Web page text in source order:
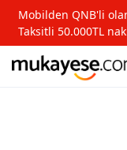
Mobilden QNB'li
Taksitli 50.000TL